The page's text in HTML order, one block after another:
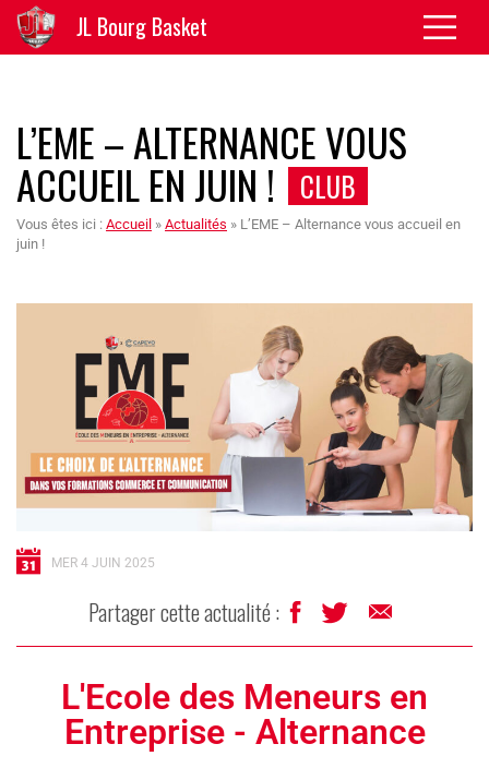
JL Bourg Basket
L’EME – ALTERNANCE VOUS
ACCUEIL EN JUIN ! CLUB
Vous êtes ici : Accueil » Actualités » L’EME – Alternance vous accueil en
juin !
MER 4 JUIN 2025
Partager cette actualité :
L'Ecole des Meneurs en
Entreprise - Alternance